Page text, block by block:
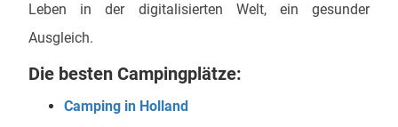
Leben in der digitalisierten Welt, ein gesunder
Ausgleich.
Die besten Campingplätze:
Camping in Holland